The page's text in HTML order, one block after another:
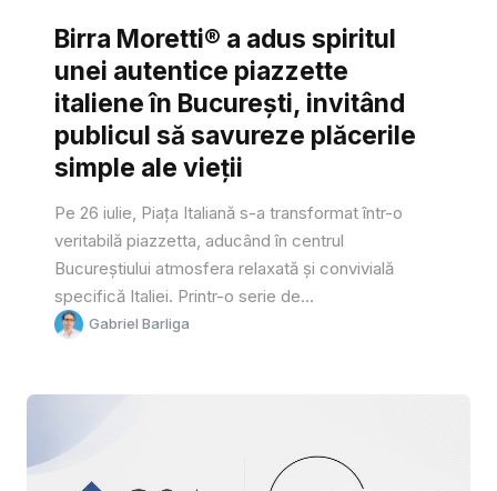
Birra Moretti® a adus spiritul
unei autentice piazzette
italiene în București, invitând
publicul să savureze plăcerile
simple ale vieții
Pe 26 iulie, Piața Italiană s-a transformat într-o
veritabilă piazzetta, aducând în centrul
Bucureștiului atmosfera relaxată și convivială
specifică Italiei. Printr-o serie de...
Gabriel Barliga